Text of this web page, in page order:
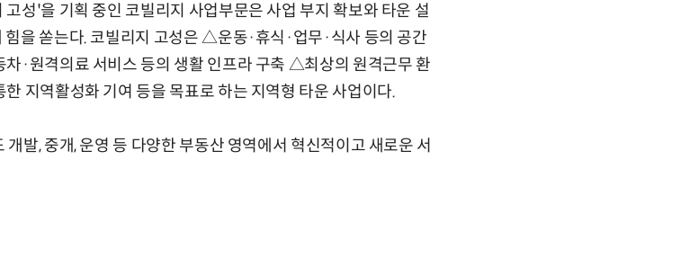
성'을 기획 중인 코빌리지 사업부문은 사업 부지 확보와 타운 설
을 쏟는다. 코빌리지 고성은 △운동·휴식·업무·식사 등의 공간
·원격의료 서비스 등의 생활 인프라 구축 △최상의 원격근무 환
지역활성화 기여 등을 목표로 하는 지역형 타운 사업이다.
발, 중개, 운영 등 다양한 부동산 영역에서 혁신적이고 새로운 서